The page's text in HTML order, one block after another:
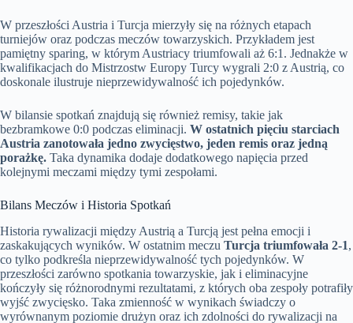
W przeszłości Austria i Turcja mierzyły się na różnych etapach
turniejów oraz podczas meczów towarzyskich. Przykładem jest
pamiętny sparing, w którym Austriacy triumfowali aż 6:1. Jednakże w
kwalifikacjach do Mistrzostw Europy Turcy wygrali 2:0 z Austrią, co
doskonale ilustruje nieprzewidywalność ich pojedynków.
W bilansie spotkań znajdują się również remisy, takie jak
bezbramkowe 0:0 podczas eliminacji. W ostatnich pięciu starciach
Austria zanotowała jedno zwycięstwo, jeden remis oraz jedną
porażkę. Taka dynamika dodaje dodatkowego napięcia przed
kolejnymi meczami między tymi zespołami.
Bilans Meczów i Historia Spotkań
Historia rywalizacji między Austrią a Turcją jest pełna emocji i
zaskakujących wyników. W ostatnim meczu Turcja triumfowała 2-1,
co tylko podkreśla nieprzewidywalność tych pojedynków. W
przeszłości zarówno spotkania towarzyskie, jak i eliminacyjne
kończyły się różnorodnymi rezultatami, z których oba zespoły potrafiły
wyjść zwycięsko. Taka zmienność w wynikach świadczy o
wyrównanym poziomie drużyn oraz ich zdolności do rywalizacji na